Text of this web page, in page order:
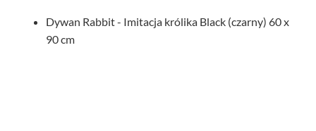
Dywan Rabbit - Imitacja królika Black (czarny) 60 x
90 cm